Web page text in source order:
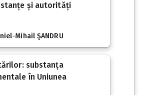
și autorități
Mihail ŞANDRU
substanța
în Uniunea